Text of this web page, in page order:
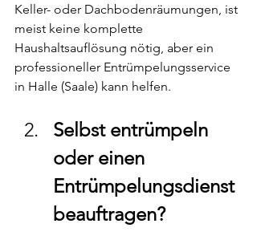
Keller- oder Dachbodenräumungen, ist
meist keine komplette
Haushaltsauflösung nötig, aber ein
professioneller Entrümpelungsservice
in Halle (Saale) kann helfen.
Selbst entrümpeln
oder einen
Entrümpelungsdienst
beauftragen?